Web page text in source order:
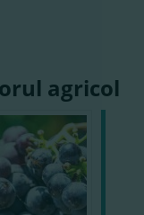
agricol